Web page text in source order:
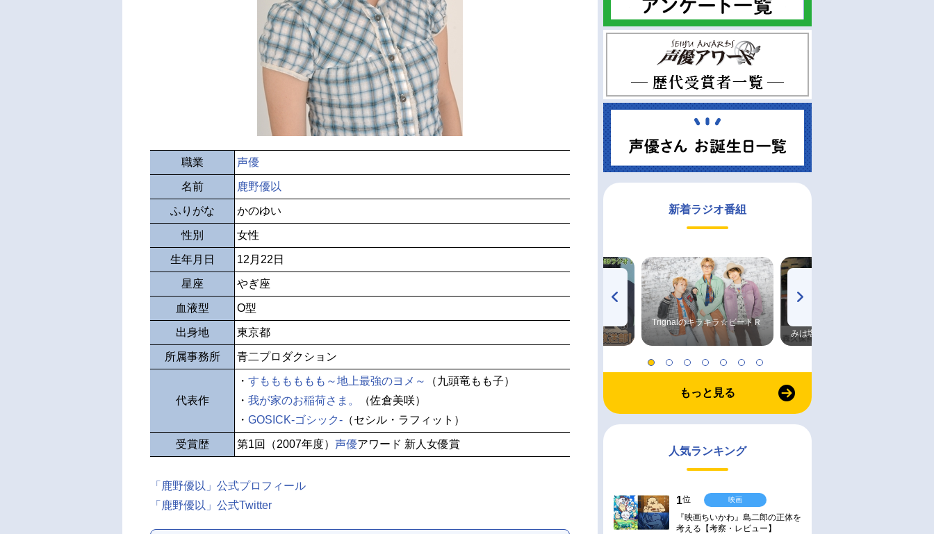
職業 声優
名前 鹿野優以
ふりがな かのゆい
性別 女性
生年月日 12月22日
星座 やぎ座
血液型 O型
出身地 東京都
所属事務所 青二プロダクション
代表作
・ すもももももも～地上最強のヨメ～
（九頭竜もも子）
・ 我が家のお稲荷さま。
（佐倉美咲）
・ GOSICK-ゴシック- （セシル・ラフィット）
受賞歴 第1回（2007年度） 声優アワード 新人女優賞
「鹿野優以」公式プロフィール
「鹿野優以」公式Twitter
新着ラジオ番組
TVアニメ『戦隊大失格』
ハイキュー!! 烏野高校放送部! Trignalのキラキラ☆ビートＲ
みは塩だけ
もっと見る
人気ランキング
1位
『映画ちいかわ』島二郎の正体を
考える【考察・レビュー】
映画